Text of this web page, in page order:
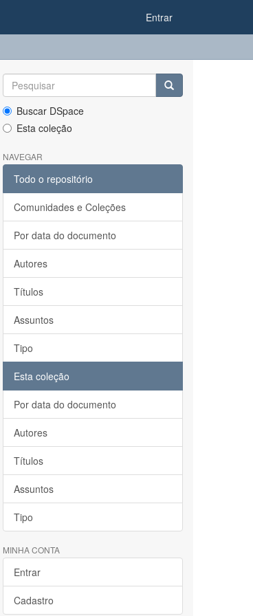
Entrar
Buscar DSpace
Esta coleção
NAVEGAR
Todo o repositório
Comunidades e Coleções
Por data do documento
Autores
Títulos
Assuntos
Tipo
Esta coleção
Por data do documento
Autores
Títulos
Assuntos
Tipo
MINHA CONTA
Entrar
Cadastro